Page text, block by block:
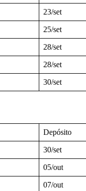
23/set
25/set
28/set
28/set
30/set
Depósito
30/set
05/out
07/out